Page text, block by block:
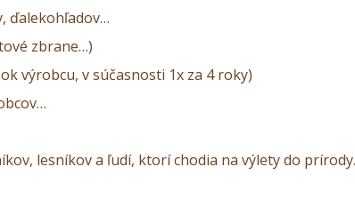
ďalekohľadov…
zbrane…)
výrobcu, v súčasnosti 1x za 4 roky)
lesníkov a ľudí, ktorí chodia na výlety do